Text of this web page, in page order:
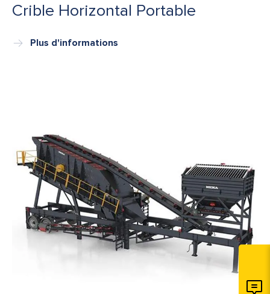
Crible Horizontal Portable
Plus d'informations